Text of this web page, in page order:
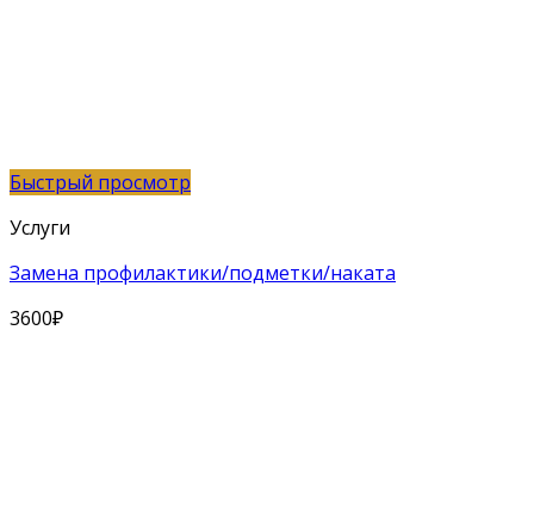
Быстрый просмотр
Услуги
Замена профилактики/подметки/наката
3600₽